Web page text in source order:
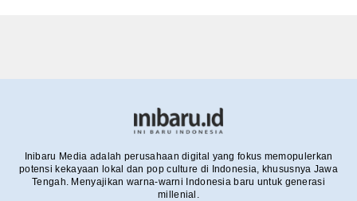
Inibaru Media adalah perusahaan digital yang fokus memopulerkan
potensi kekayaan lokal dan pop culture di Indonesia, khususnya Jawa
Tengah. Menyajikan warna-warni Indonesia baru untuk generasi
millenial.